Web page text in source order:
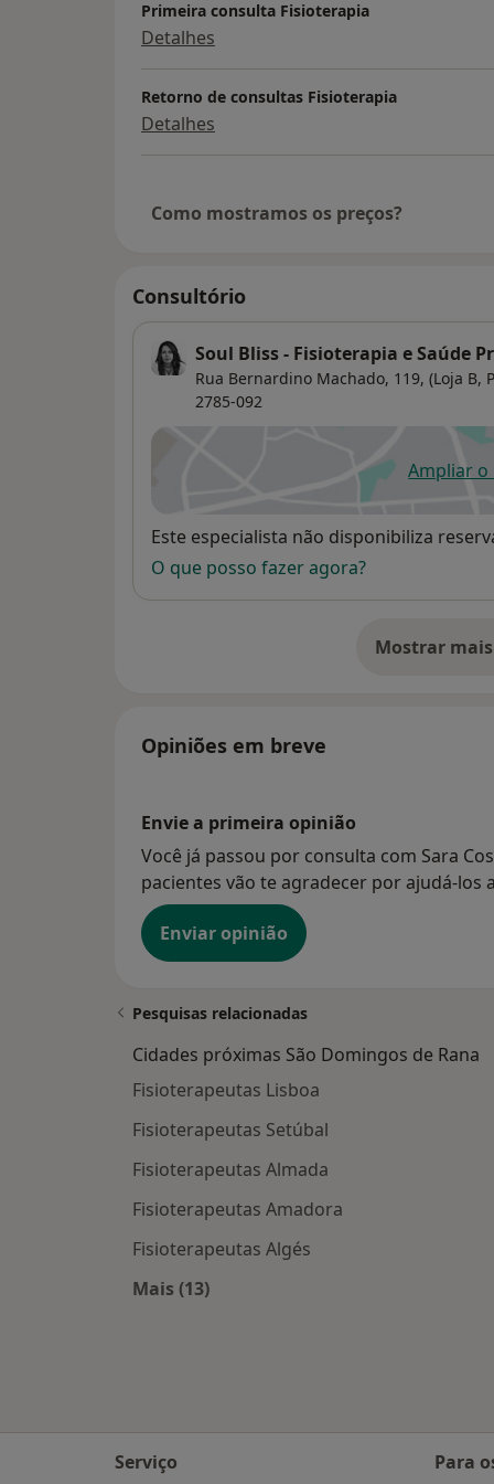
Primeira consulta Fisioterapia
Detalhes
Retorno de consultas Fisioterapia
Detalhes
Como mostramos os preços?
Consultório
Soul Bliss - Fisioterapia e Saúde
Rua Bernardino Machado, 119, (Loja B,
2785-092
Ampliar o
Disponibilidade
Este especialista não disponibiliza
O que posso fazer agora?
Mostrar
Opiniões em breve
Envie a primeira opinião
Você já passou por consulta com Sara
pacientes vão te agradecer por ajudá-los
Enviar opinião
Pesquisas relacionadas
Cidades próximas São Domingos de Rana
Fisioterapeutas Lisboa
Fisioterapeutas Setúbal
Fisioterapeutas Almada
Fisioterapeutas Amadora
Fisioterapeutas Algés
Mais (13)
Serviço Para